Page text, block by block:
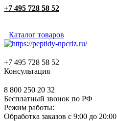
+7 495 728 58 52
Каталог товаров
+7 495 728 58 52
Консультация
8 800 250 20 32
Бесплатный звонок по РФ
Режим работы:
Обработка заказов с 9:00 до 20:00